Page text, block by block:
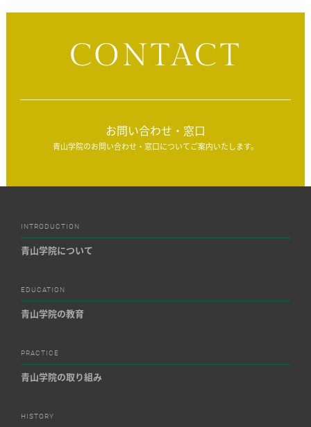
CONTACT
お問い合わせ・窓口
青山学院のお問い合わせ・窓口についてご案内いたします。
INTRODUCTION
青山学院について
EDUCATION
青山学院の教育
PRACTICE
青山学院の取り組み
HISTORY